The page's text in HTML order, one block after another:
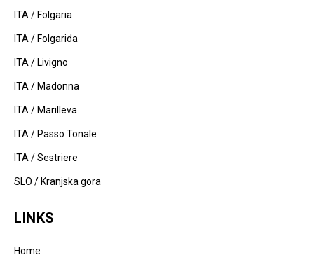
ITA / Folgaria
ITA / Folgarida
ITA / Livigno
ITA / Madonna
ITA / Marilleva
ITA / Passo Tonale
ITA / Sestriere
SLO / Kranjska gora
LINKS
Home